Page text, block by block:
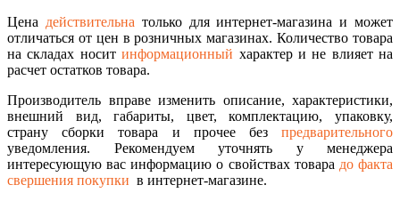
Цена действительна только для интернет-магазина и может
отличаться от цен в розничных магазинах. Количество товара
на складах носитинформационный характер и не влияет на
расчет остатков товара.
Производитель вправе изменить описание, характеристики,
внешний вид, габариты, цвет, комплектацию, упаковку,
страну сборки товара и прочее без предварительного
уведомления. Рекомендуем уточнять у менеджера
интересующую вас информацию о свойствах товара до факта
свершения покупки в интернет-магазине.